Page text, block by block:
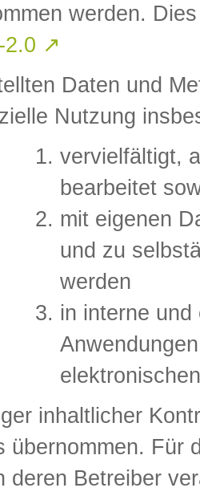
werden.
2.0 ↗
Daten und
Nutzung
vervielfältigt,
bearbeitet
mit eigenen
und zu
werden
in interne
inhaltlicher
übernommen. Für
deren Betreiber